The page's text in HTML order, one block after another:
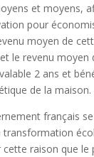
et moyens,
pour
moyen de
le revenu moyen
2 ans et
de la maison.
français
transformation
raison que le